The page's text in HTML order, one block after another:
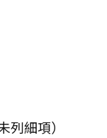
細項）